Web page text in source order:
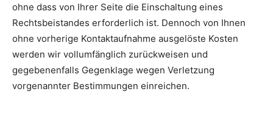
ohne dass von Ihrer Seite die Einschaltung eines
Rechtsbeistandes erforderlich ist. Dennoch von Ihnen
ohne vorherige Kontaktaufnahme ausgelöste Kosten
werden wir vollumfänglich zurückweisen und
gegebenenfalls Gegenklage wegen Verletzung
vorgenannter Bestimmungen einreichen.